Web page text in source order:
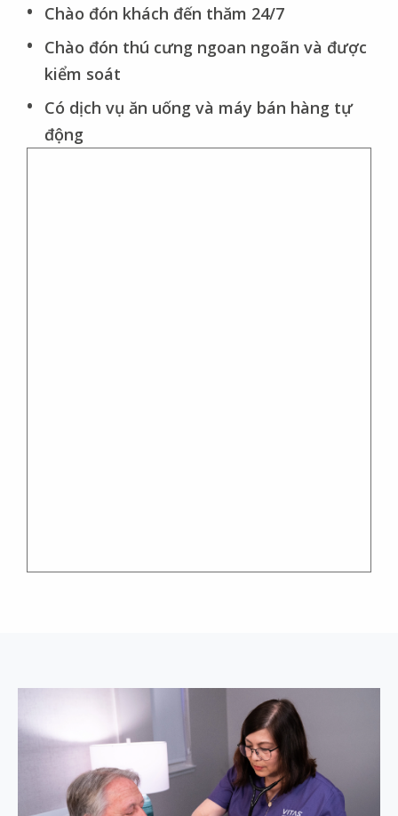
Chào đón khách đến thăm 24/7
Chào đón thú cưng ngoan ngoãn và được
kiểm soát
Có dịch vụ ăn uống và máy bán hàng tự
động